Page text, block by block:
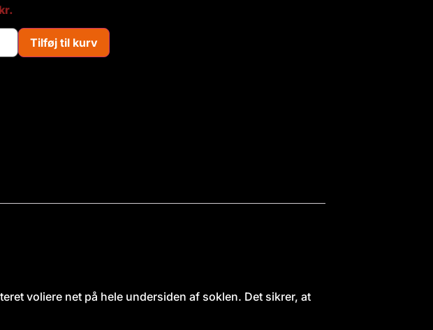
kr.
Tilføj til kurv
voliere net på hele undersiden af soklen. Det sikrer, at